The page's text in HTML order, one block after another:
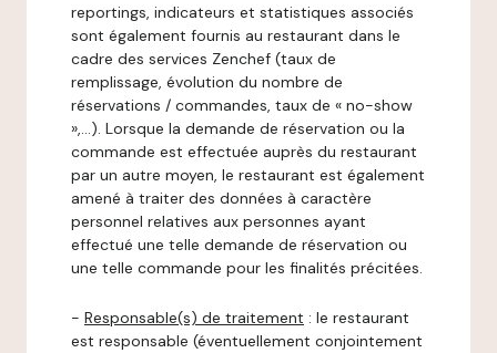
reportings, indicateurs et statistiques associés
sont également fournis au restaurant dans le
cadre des services Zenchef (taux de
remplissage, évolution du nombre de
réservations / commandes, taux de « no-show
»,…). Lorsque la demande de réservation ou la
commande est effectuée auprès du restaurant
par un autre moyen, le restaurant est également
amené à traiter des données à caractère
personnel relatives aux personnes ayant
effectué une telle demande de réservation ou
une telle commande pour les finalités précitées.
- Responsable(s) de traitement : le restaurant
est responsable (éventuellement conjointement